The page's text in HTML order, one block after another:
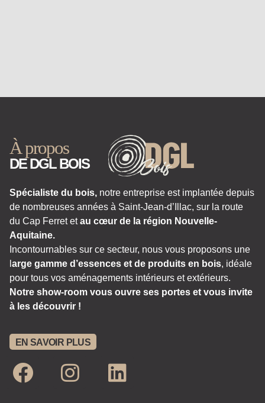
À propos
DE DGL BOIS
Spécialiste du bois, notre entreprise est implantée depuis
de nombreuses années à Saint-Jean-d’Illac, sur la route
du Cap Ferret etau cœur de la région Nouvelle-
Aquitaine.
Incontournables sur ce secteur, nous vous proposons une
arge gamme d’essences et de produits en bois, idéale
pour tous vos aménagements intérieurs et extérieurs.
Notre show-room vous ouvre ses portes et vous invite
à les découvrir !
EN SAVOIR PLUS